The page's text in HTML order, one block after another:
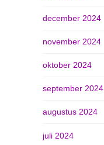
december 2024
november 2024
oktober 2024
september 2024
augustus 2024
juli 2024